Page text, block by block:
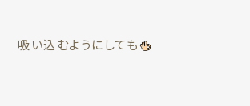
吸い込むようにしても